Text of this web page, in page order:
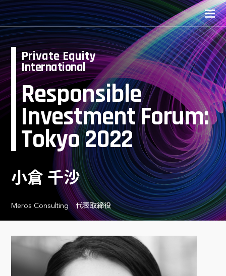
Private Equity
International
Responsible
Investment Forum:
Tokyo 2022
小倉 千沙
Meros Consulting 代表取締役